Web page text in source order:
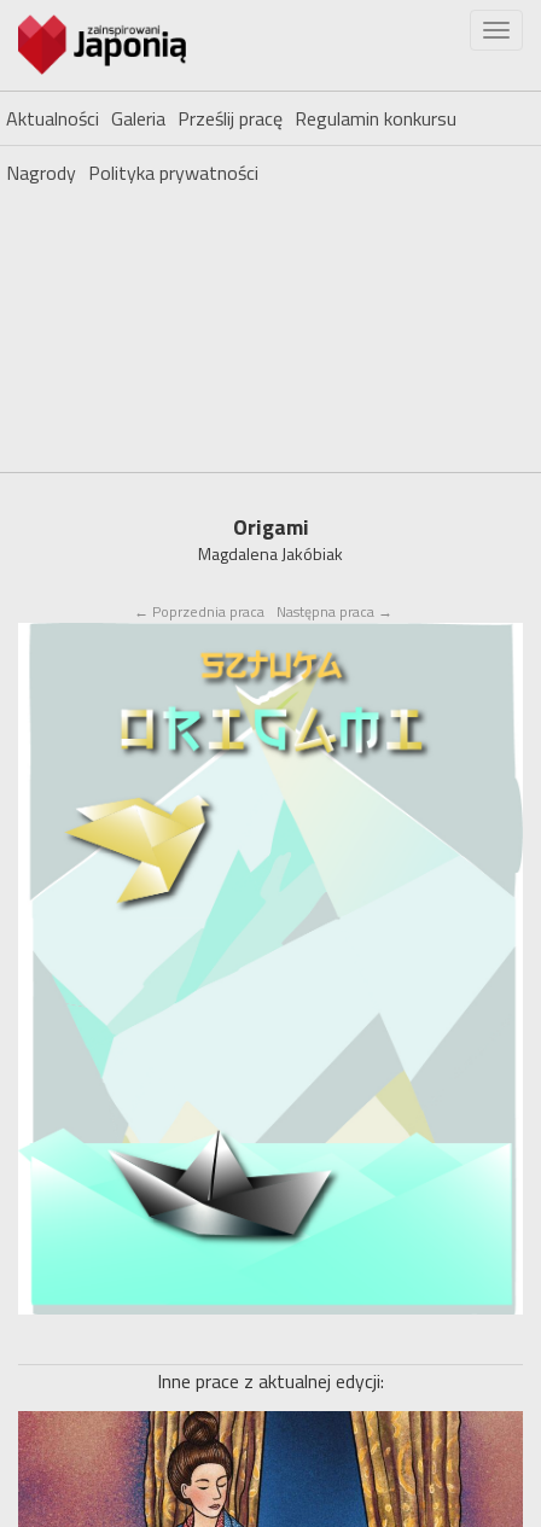
Aktualności Galeria Prześlij pracę Regulamin konkursu
Nagrody Polityka prywatności
Origami
Magdalena Jakóbiak
← Poprzednia praca Następna praca →
Inne prace z aktualnej edycji: